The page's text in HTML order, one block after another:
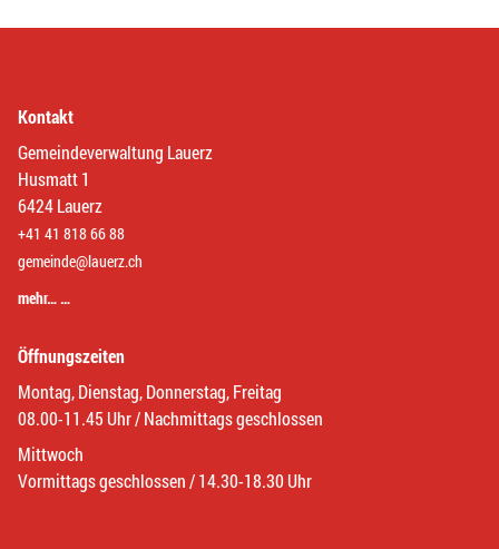
Kontakt
Gemeindeverwaltung Lauerz
Husmatt 1
6424 Lauerz
+41 41 818 66 88
gemeinde@lauerz.ch
mehr… …
Öffnungszeiten
Montag, Dienstag, Donnerstag, Freitag
08.00-11.45 Uhr / Nachmittags geschlossen
Mittwoch
Vormittags geschlossen / 14.30-18.30 Uhr